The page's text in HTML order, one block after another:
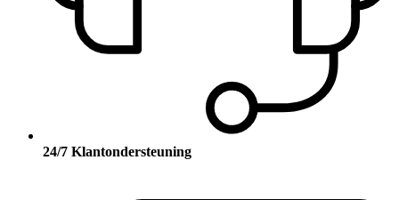
24/7 Klantondersteuning